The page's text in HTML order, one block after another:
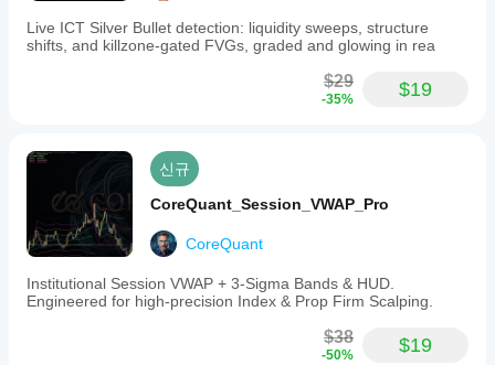
트레이딩은 위험을 수반합니다. 이 지표는 기술적 분석 도
구이며 — 항상 적절한 위험 관리를 적용하세요.
Live ICT Silver Bullet detection: liquidity sweeps, structure
shifts, and killzone-gated FVGs, graded and glowing in rea
$29
-35% $19
신규
CoreQuant_Session_VWAP_Pro
CoreQuant
Institutional Session VWAP + 3-Sigma Bands & HUD.
Engineered for high-precision Index & Prop Firm Scalping.
$38
-50% $19